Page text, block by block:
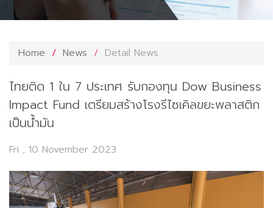
Home News Detail News
ไทยติด 1 ใน 7 ประเทศ รับกองทุน Dow Business
Impact Fund เตรียมสร้างโรงรีไซเคิลขยะพลาสติก
เป็นน้ำมัน
Fri , 10 November 2023